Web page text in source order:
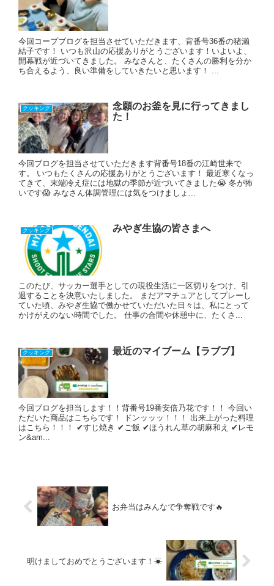
今回コープブログを担当させていただきます、背番号36番の猪瀨
結子です！ いつも沢山の応援ありがとうございます！いよいよ、
開幕戦が近づいてきました。 みなさんと、たくさんの勝利を分か
ち合えるよう、良い準備をしていきたいと思います！ ...
クッキング
念願のお釜を見に行ってきまし
た！
今回ブログを担当させていただきます背番号18番の江崎世来で
す。 いつもたくさんの応援ありがとうございます！ 最近寒くなっ
てきて、末端冷え症には地獄の季節が近づいてきました😭 冬が怖
いです😱 みなさん体調管理には気をつけましょ...
クッキング みやぎ生協の皆さまへ
このたび、サッカー選手としての現役生活に一区切りをつけ、引
退することを決意いたしました。 まだアマチュアとしてプレーし
ていた頃、みやぎ生協で働かせていただいた日々は、私にとって
かけがえのない時間でした。 仕事の合間や休憩中に、たくさ...
クッキング 最近のマイブーム【ラブブ】
今回ブログを担当します！！背番号19番安倍乃花です！！ 今回い
ただいた商品はこちらです！ ドンッッッ！！！ 出来上がった料理
はこちら！！！ ✔︎すじ焼き ✔︎ご飯 ✔︎ほうれん草の胡麻和え ✔︎レモ
ン&am...
お弁当はみんなで争奪戦です🔥
明けましておめでとうございます！☀